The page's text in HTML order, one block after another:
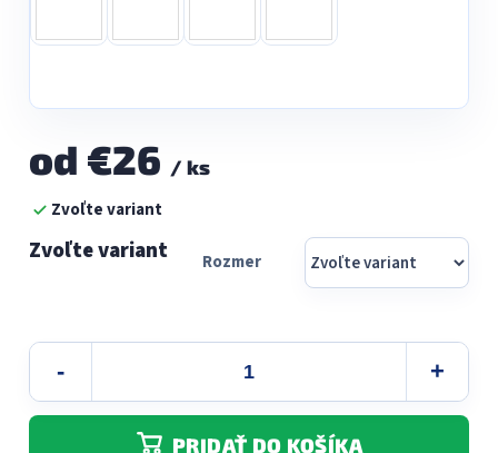
od €26 / ks
Jednotková
cena:Zvoľte variant
Rozmer
PRIDAŤ DO KOŠÍKA